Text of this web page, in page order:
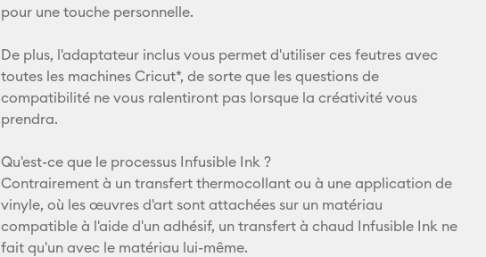
pour une touche personnelle.
De plus, l'adaptateur inclus vous permet d'utiliser ces feutres avec
toutes les machines Cricut*, de sorte que les questions de
compatibilité ne vous ralentiront pas lorsque la créativité vous
prendra.
Qu'est-ce que le processus Infusible Ink ?
Contrairement à un transfert thermocollant ou à une application de
vinyle, où les œuvres d'art sont attachées sur un matériau
compatible à l'aide d'un adhésif, un transfert à chaud Infusible Ink ne
fait qu'un avec le matériau lui-même.